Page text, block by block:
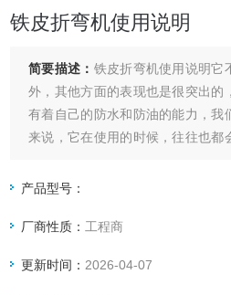
铁皮折弯机使用说明
简要描述： 铁皮折弯机使用说明它
外，其他方面的表现也是很突出的
有着自己的防水和防油的能力，我
来说，它在使用的时候，往往也都
产品型号：
厂商性质： 工程商
更新时间： 2026-04-07